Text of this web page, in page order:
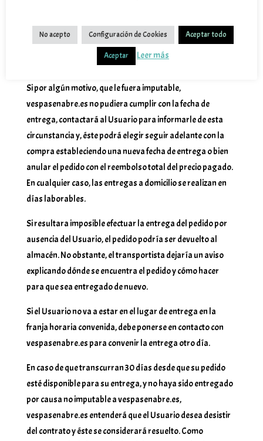
seleccionado por el Usuario y, en todo caso, en el plazo
máximo de 30 días naturales a contar desde la fecha de la
confirmación del pedido.
Si por algún motivo, que le fuera imputable,
vespasenabre.es no pudiera cumplir con la fecha de
entrega, contactará al Usuario para informarle de esta
circunstancia y, éste podrá elegir seguir adelante con la
compra estableciendo una nueva fecha de entrega o bien
anular el pedido con el reembolso total del precio pagado.
En cualquier caso, las entregas a domicilio se realizan en
días laborables.
Si resultara imposible efectuar la entrega del pedido por
ausencia del Usuario, el pedido podría ser devuelto al
almacén. No obstante, el transportista dejaría un aviso
explicando dónde se encuentra el pedido y cómo hacer
para que sea entregado de nuevo.
Si el Usuario no va a estar en el lugar de entrega en la
franja horaria convenida, debe ponerse en contacto con
vespasenabre.es para convenir la entrega otro día.
En caso de que transcurran 30 días desde que su pedido
esté disponible para su entrega, y no haya sido entregado
por causa no imputable a vespasenabre.es,
vespasenabre.es entenderá que el Usuario desea desistir
del contrato y éste se considerará resuelto. Como
No acepto Configuración de Cookies Aceptar todo
Aceptar Leer más